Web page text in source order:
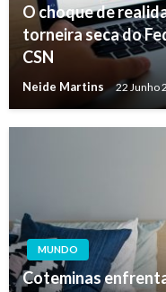
O choque de
torneira seca do
CSN
Neide Martins 22 Junho
MUNDO
Coteminas